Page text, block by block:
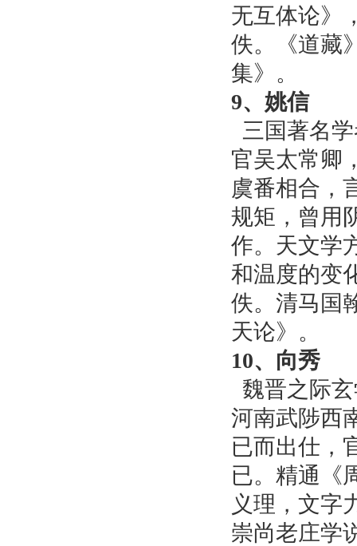
无互体论》
佚。《道藏
集》。
9、姚信
三国著名
官吴太常卿
虞番相合，
规矩，曾用
作。天文学
和温度的变
佚。清马国
天论》。
10、向秀
魏晋之际
河南武陟西
已而出仕，
已。精通《
义理，文字
崇尚老庄学